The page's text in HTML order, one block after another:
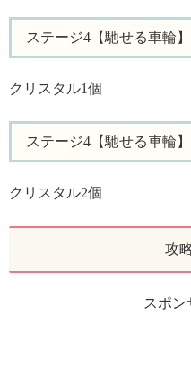
ステージ4【馳せる車輪
クリスタル1個
ステージ4【馳せる車輪
クリスタル2個
攻
スポン